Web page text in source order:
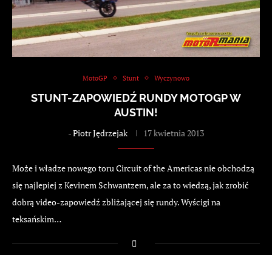
MotoGP Stunt Wyczynowo
STUNT-ZAPOWIEDŹ RUNDY MOTOGP W
AUSTIN!
-Piotr Jędrzejak 17 kwietnia 2013
Może i władze nowego toru Circuit of the Americas nie obchodzą
się najlepiej z Kevinem Schwantzem, ale za to wiedzą, jak zrobić
dobrą video-zapowiedź zbliżającej się rundy. Wyścigi na
teksańskim…